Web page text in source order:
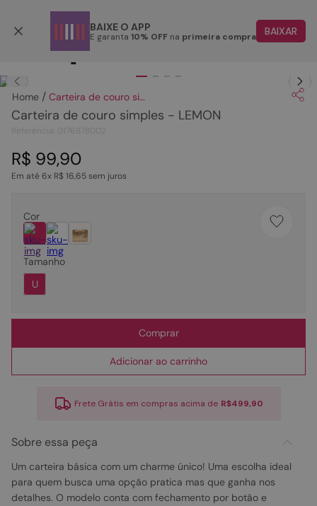
BAIXE O APP
E garanta 10% OFF na primeira compra BAIXAR
Carteira de couro simples - LEMON
Carteira de couro simples - LEMON
R$ 99,90
Em até6x R$16,65sem juros
Cor
Tamanho
U
Comprar
Adicionar ao carrinho
Frete Grátis em compras acima de R$499,90
Sobre essa peça
Um carteira básica com um charme único! Uma escolha ideal
para quem busca uma opção pratica mas que ganha nos
detalhes. O modelo conta com fechamento por botão e
1
2º
rasteira
4º
bota
5º
sandalia
bolsa
sapatilha
couro